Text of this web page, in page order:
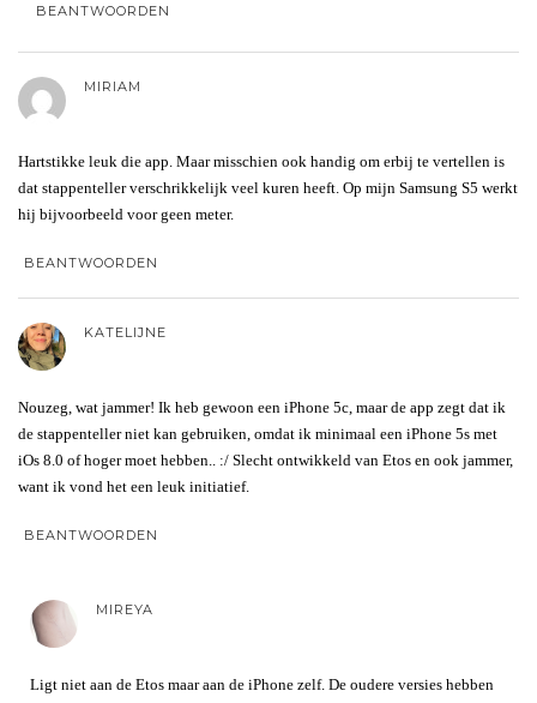
BEANTWOORDEN
MIRIAM
Hartstikke leuk die app. Maar misschien ook handig om erbij te vertellen is
dat stappenteller verschrikkelijk veel kuren heeft. Op mijn Samsung S5 werkt
hij bijvoorbeeld voor geen meter.
BEANTWOORDEN
KATELIJNE
Nouzeg, wat jammer! Ik heb gewoon een iPhone 5c, maar de app zegt dat ik
de stappenteller niet kan gebruiken, omdat ik minimaal een iPhone 5s met
iOs 8.0 of hoger moet hebben.. :/ Slecht ontwikkeld van Etos en ook jammer,
want ik vond het een leuk initiatief.
BEANTWOORDEN
MIREYA
Ligt niet aan de Etos maar aan de iPhone zelf. De oudere versies hebben